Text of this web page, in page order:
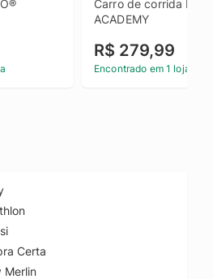
Carro de corrida
ACADEMY
R$ 279,99
Encontrado em 1 loja
Certa
Merlin